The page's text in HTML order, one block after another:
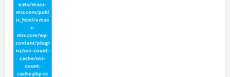
natu/mass-
mix.com/publ
ic_html/x.mas
s-
mix.com/wp-
content/plugi
ns/sns-count-
cache/sns-
count-
cache.php on